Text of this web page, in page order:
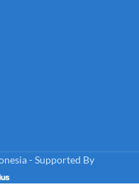
- Supported By